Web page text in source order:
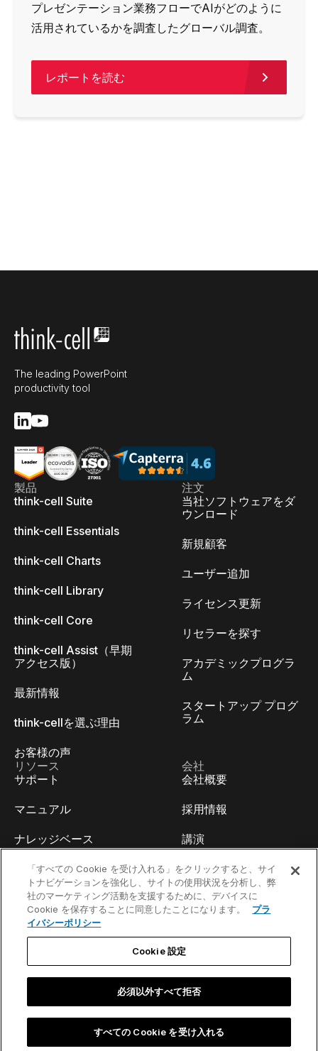
プレゼンテーション業務フローでAIがどのように
活用されているかを調査したグローバル調査。
レポートを読む
The leading PowerPoint
productivity tool
製品
think-cell Suite
think-cell Essentials
think-cell Charts
think-cell Library
think-cell Core
think-cell Assist（早期
アクセス版）
最新情報
think-cellを選ぶ理由
お客様の声
注文
当社ソフトウェアをダ
ウンロード
新規顧客
ユーザー追加
ライセンス更新
リセラーを探す
アカデミックプログラ
ム
スタートアップ プログ
ラム
リソース
サポート
マニュアル
ナレッジベース
think-cell Academy
ビデオチュートリアル
コンテンツハブ
会社
会社概要
採用情報
講演
イベント
開発者ブログ
©2002-2026 think-cell Software GmbH
お問い合わせ／法的通知事項
「すべての Cookie を受け入れる」をクリックすると、サイ
トナビゲーションを強化し、サイトの使用状況を分析し、弊
社のマーケティング活動を支援するために、デバイスに
Cookie を保存することに同意したことになります。
プラ
イバシーポリシー
Cookie 設定
必須以外すべて拒否
すべての Cookie を受け入れる